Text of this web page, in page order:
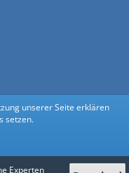
Suite™
Experten
unserer Seite erklären
setzen.